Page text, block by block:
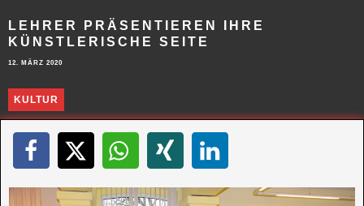
LEHRER PRÄSENTIEREN IHRE
KÜNSTLERISCHE SEITE
12. MÄRZ 2020
KULTUR